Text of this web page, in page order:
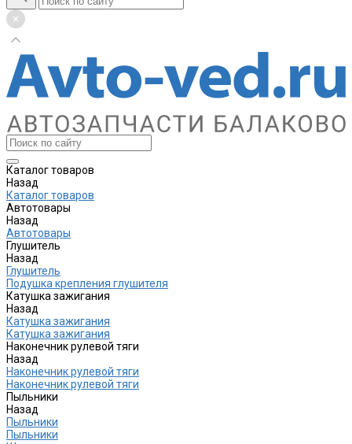
Каталог товаров
Назад
Каталог товаров
Автотовары
Назад
Автотовары
Глушитель
Назад
Глушитель
Подушка крепления глушителя
Катушка зажигания
Назад
Катушка зажигания
Катушка зажигания
Наконечник рулевой тяги
Назад
Наконечник рулевой тяги
Наконечник рулевой тяги
Пыльники
Назад
Пыльники
Пыльники